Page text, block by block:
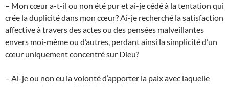
– Mon cœur a-t-il ou non été pur et ai-je cédé à la tentation qui
crée la duplicité dans mon cœur? Ai-je recherché la satisfaction
affective à travers des actes ou des pensées malveillantes
envers moi-même ou d’autres, perdant ainsi la simplicité d’un
cœur uniquement concentré sur Dieu?
– Ai-je ou non eu la volonté d’apporter la paix avec laquelle